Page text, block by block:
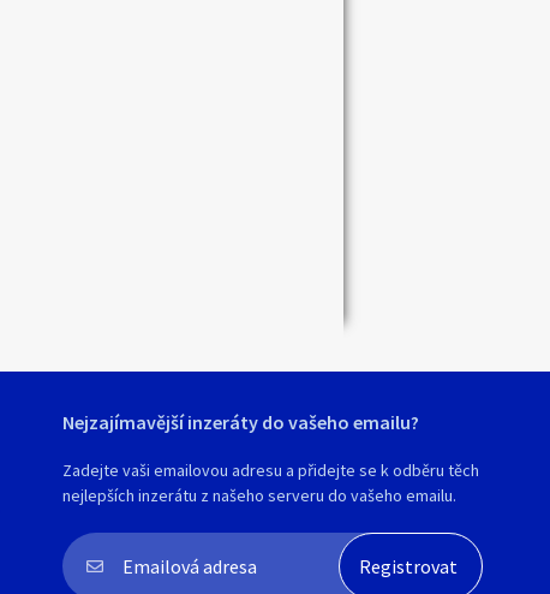
Nejzajímavější inzeráty do vašeho emailu?
Zadejte vaši emailovou adresu a přidejte se k odběru těch
nejlepších inzerátu z našeho serveru do vašeho emailu.